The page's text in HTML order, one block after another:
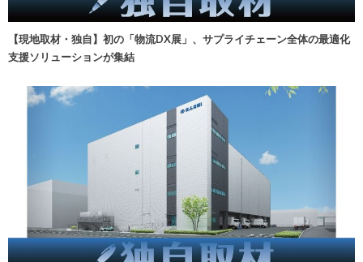
【現地取材・独自】初の「物流DX展」、サプライチェーン全体の最適化
支援ソリューションが集結